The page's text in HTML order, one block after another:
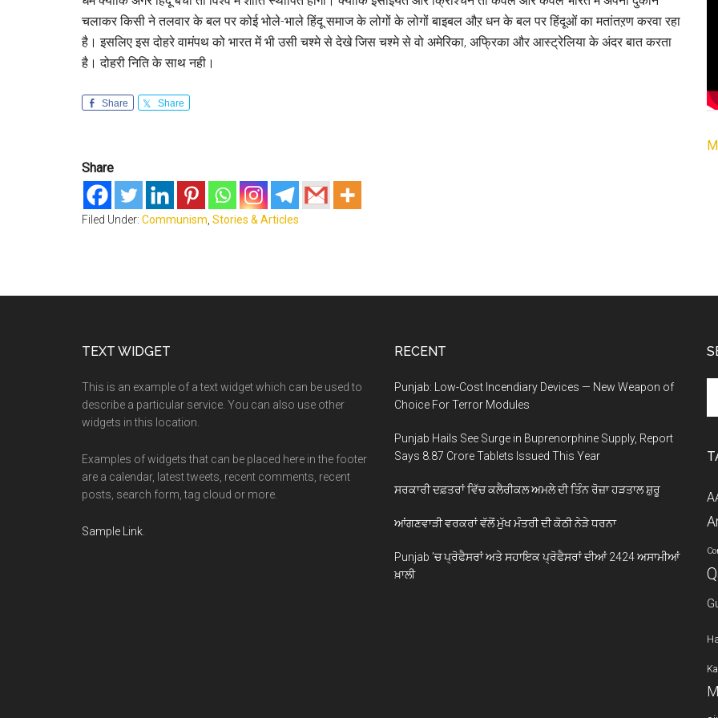
चलाकर किसी ने तलवार के बल पर कोई भोले-भाले हिंदू समाज के लोगों के लोगों बाइबल औऱ धन के बल पर हिंदूओं का मतांतऱण करवा रहा
है। इसलिए इस दोहरे वामंपथ को भारत में भी उसी चश्मे से देखे जिस चश्मे से वो अमेरिका, अफ्रिका और आस्ट्रेलिया के अंदर बात करता
है। दोहरी निति के साथ नही।
Share Share
Share
Filed Under: Communism Stories & Articles
TEXT WIDGET
This is an example of a text widget which can be used to
describe a particular service. You can also use other
widgets in this location.
Examples of widgets that can be placed here in the footer
are a calendar, latest tweets, recent comments, recent
posts, search form, tag cloud or more.
Sample Link
RECENT
Punjab: Low-Cost Incendiary Devices — New Weapon of
Choice For Terror Modules
Punjab Hails See Surge in Buprenorphine Supply, Report
Says 8.87 Crore Tablets Issued This Year
ਸਰਕਾਰੀ ਦਫ਼ਤਰਾਂ ਵਿੱਚ ਕਲੈਰੀਕਲ ਅਮਲੇ ਦੀ ਤਿੰਨ ਰੋਜ਼ਾ ਹੜਤਾਲ ਸ਼ੁਰੂ
ਆਂਗਣਵਾੜੀ ਵਰਕਰਾਂ ਵੱਲੋਂ ਮੁੱਖ ਮੰਤਰੀ ਦੀ ਕੋਠੀ ਨੇੜੇ ਧਰਨਾ
Punjab ’ਚ ਪ੍ਰੋਫੈਸਰਾਂ ਅਤੇ ਸਹਾਇਕ ਪ੍ਰੋਫੈਸਰਾਂ ਦੀਆਂ 2424 ਅਸਾਮੀਆਂ
ਖ਼ਾਲੀ